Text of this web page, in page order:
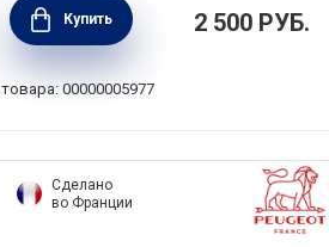
341010
Купить 2 500 РУБ.
00000005977
Сделано
во Франции